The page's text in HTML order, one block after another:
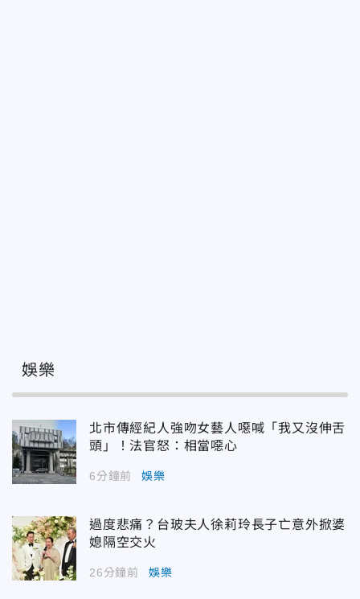
娛樂
北市傳經紀人強吻女藝人噁喊「我又沒伸舌
頭」！法官怒：相當噁心
6分鐘前 娛樂
過度悲痛？台玻夫人徐莉玲長子亡意外掀婆
媳隔空交火
26分鐘前 娛樂